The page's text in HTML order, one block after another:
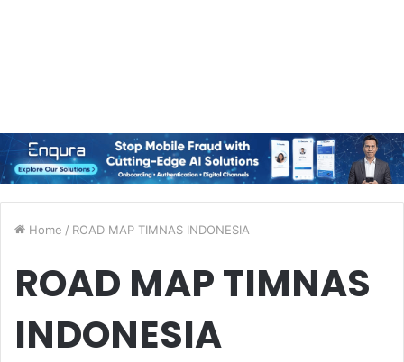
Home / ROAD MAP TIMNAS INDONESIA
ROAD MAP TIMNAS
INDONESIA